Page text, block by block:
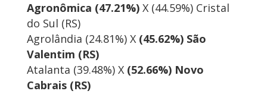
Agronômica (47.21%) X (44.59%) Cristal
do Sul (RS)
Agrolândia (24.81%) X (45.62%) São
Valentim (RS)
Atalanta (39.48%) X (52.66%) Novo
Cabrais (RS)